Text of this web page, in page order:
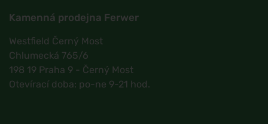
Kamenná prodejna Ferwer
Westfield Černý Most
Chlumecká 765/6
198 19 Praha 9 - Černý Most
Otevírací doba: po-ne 9-21 hod.